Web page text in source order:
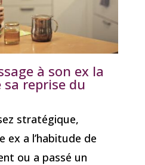
à son ex la
reprise du
stratégique,
a l’habitude de
ou a passé un